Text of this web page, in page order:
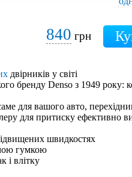
840 грн
двірників у світі
бренду Denso з 1949 року:
для вашого авто,
для притиску ефективно
швидкостях
гумкою
і влітку